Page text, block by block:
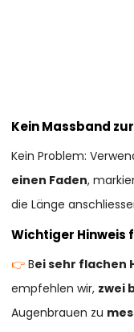
Kein Massband
Kein Problem:
einen Faden,
die Länge
Wichtiger Hinweis
👉Bei sehr flachen
empfehlen wir, zwei
Augenbrauen zu